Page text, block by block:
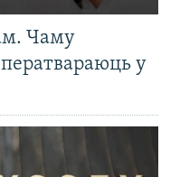
Чаму
у